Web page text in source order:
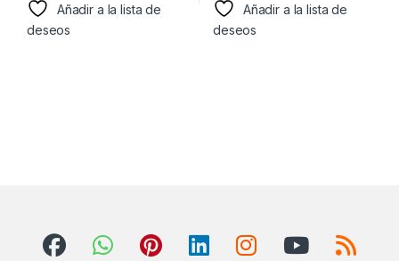
Añadir a la lista de
deseos
Añadir a la lista de
deseos